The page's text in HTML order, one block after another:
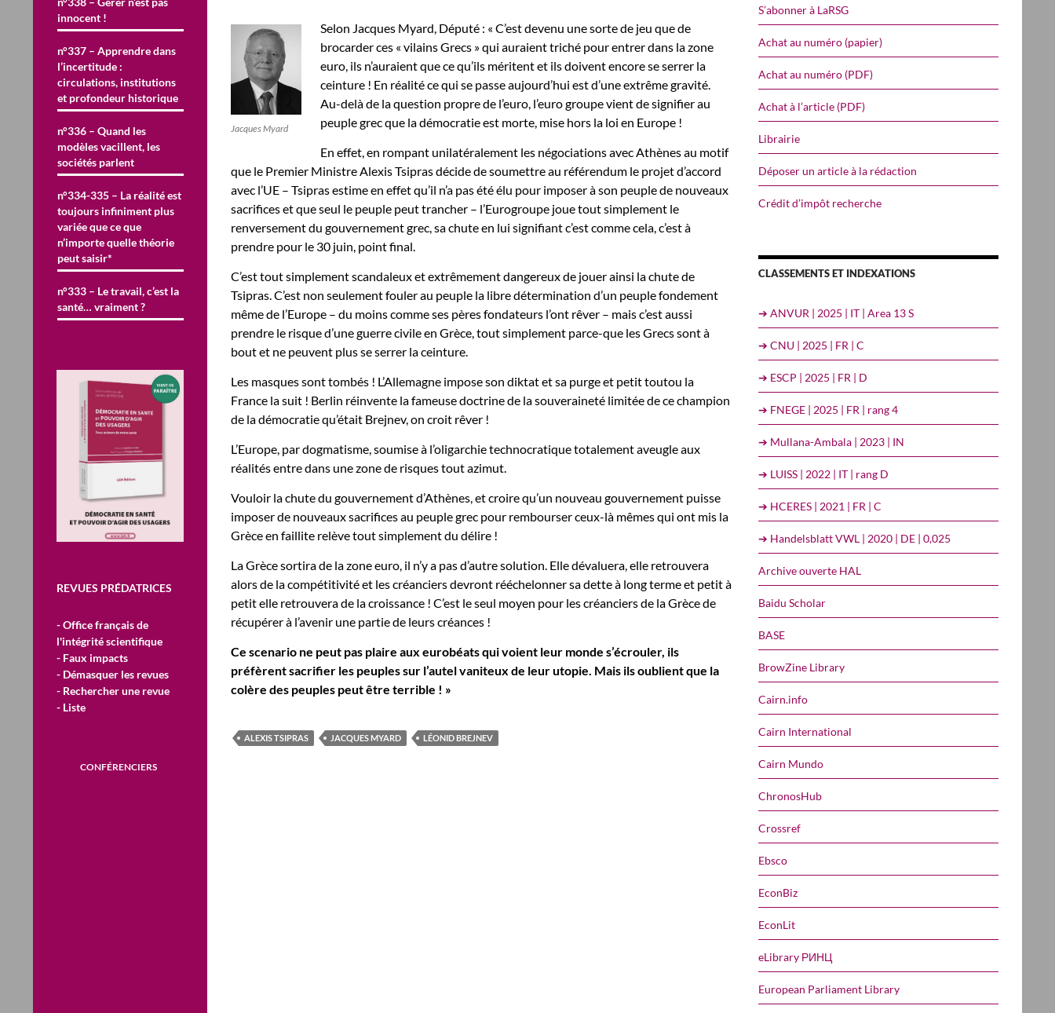
Jacques Myard
Selon Jacques Myard, Député : « C’est devenu une sorte de jeu que de
brocarder ces « vilains Grecs » qui auraient triché pour entrer dans la zone
euro, ils n’auraient que ce qu’ils méritent et ils doivent encore se serrer la
ceinture ! En réalité ce qui se passe aujourd’hui est d’une extrême gravité.
Au-delà de la question propre de l’euro, l’euro groupe vient de signifier au
peuple grec que la démocratie est morte, mise hors la loi en Europe !
En effet, en rompant unilatéralement les négociations avec Athènes au motif
que le Premier Ministre Alexis Tsipras décide de soumettre au référendum le projet d’accord
avec l’UE – Tsipras estime en effet qu’il n’a pas été élu pour imposer à son peuple de nouveaux
sacrifices et que seul le peuple peut trancher – l’Eurogroupe joue tout simplement le
renversement du gouvernement grec, sa chute en lui signifiant c’est comme cela, c’est à
prendre pour le 30 juin, point final.
C’est tout simplement scandaleux et extrêmement dangereux de jouer ainsi la chute de
Tsipras. C’est non seulement fouler au peuple la libre détermination d’un peuple fondement
même de l’Europe – du moins comme ses pères fondateurs l’ont rêver – mais c’est aussi
prendre le risque d’une guerre civile en Grèce, tout simplement parce-que les Grecs sont à
bout et ne peuvent plus se serrer la ceinture.
Les masques sont tombés ! L’Allemagne impose son diktat et sa purge et petit toutou la
France la suit ! Berlin réinvente la fameuse doctrine de la souveraineté limitée de ce champion
de la démocratie qu’était Brejnev, on croit rêver !
L’Europe, par dogmatisme, soumise à l’oligarchie technocratique totalement aveugle aux
réalités entre dans une zone de risques tout azimut.
Vouloir la chute du gouvernement d’Athènes, et croire qu’un nouveau gouvernement puisse
imposer de nouveaux sacrifices au peuple grec pour rembourser ceux-là mêmes qui ont mis la
Grèce en faillite relève tout simplement du délire !
La Grèce sortira de la zone euro, il n’y a pas d’autre solution. Elle dévaluera, elle retrouvera
alors de la compétitivité et les créanciers devront rééchelonner sa dette à long terme et petit à
petit elle retrouvera de la croissance ! C’est le seul moyen pour les créanciers de la Grèce de
récupérer à l’avenir une partie de leurs créances !
Ce scenario ne peut pas plaire aux eurobéats qui voient leur monde s’écrouler, ils
préfèrent sacrifier les peuples sur l’autel vaniteux de leur utopie. Mais ils oublient que la
colère des peuples peut être terrible ! »
ALEXIS TSIPRAS JACQUES MYARD LÉONID BREJNEV
S’abonner à LaRSG
Achat au numéro (papier)
Achat au numéro (PDF)
Achat à l’article (PDF)
Librairie
Déposer un article à la rédaction
Crédit d’impôt recherche
CLASSEMENTS ET INDEXATIONS
➔ ANVUR | 2025 | IT | Area 13 S
➔ CNU | 2025 | FR | C
➔ ESCP | 2025 | FR | D
➔ FNEGE | 2025 | FR | rang 4
➔ Mullana-Ambala | 2023 | IN
➔ LUISS | 2022 | IT | rang D
➔ HCERES | 2021 | FR | C
➔ Handelsblatt VWL | 2020 | DE | 0,025
Archive ouverte HAL
Baidu Scholar
BASE
BrowZine Library
Cairn.info
Cairn International
Cairn Mundo
ChronosHub
Crossref
Ebsco
EconBiz
EconLit
eLibrary РИНЦ
European Parliament Library
innocent !
n°337 – Apprendre dans
l’incertitude :
circulations, institutions
et profondeur historique
n°336 – Quand les
modèles vacillent, les
sociétés parlent
n°334-335 – La réalité est
toujours infiniment plus
variée que ce que
n’importe quelle théorie
peut saisir*
n°333 – Le travail, c’est la
santé… vraiment ?
REVUES PRÉDATRICES
- Office français de
l'intégrité scientifique
- Faux impacts
- Démasquer les revues
- Rechercher une revue
- Liste
CONFÉRENCIERS